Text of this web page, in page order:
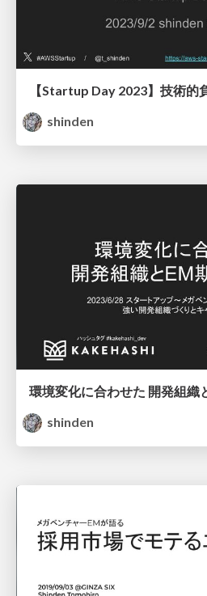
shinden
環境変化に合わせた 開発組織
shinden